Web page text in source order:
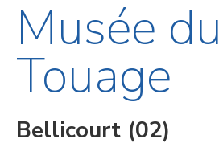
Musée du
Touage
Bellicourt (02)